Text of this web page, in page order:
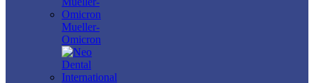
Mueller-
Omicron